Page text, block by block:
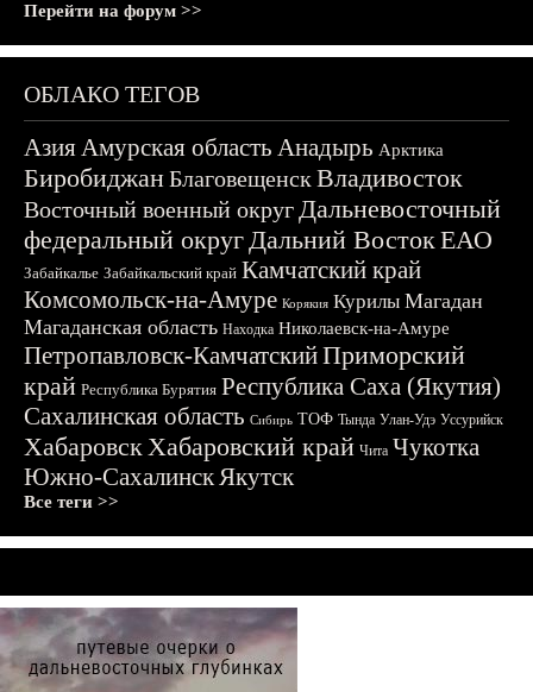
Перейти на форум >>
ОБЛАКО ТЕГОВ
АзияАмурская область Анадырь Арктика
БиробиджанБлаговещенскВладивосток
Восточный военный округДальневосточный
федеральный округДальний ВостокЕАО
Забайкалье Забайкальский край Камчатский край
Комсомольск-на-Амуре Корякия Курилы Магадан
Магаданская область Находка Николаевск-на-Амуре
Петропавловск-КамчатскийПриморский
край Республика Бурятия Республика Саха (Якутия)
Сахалинская область Сибирь ТОФ Тында Улан-Удэ Уссурийск
ХабаровскХабаровский край Чита Чукотка
Южно-СахалинскЯкутск
Все теги >>